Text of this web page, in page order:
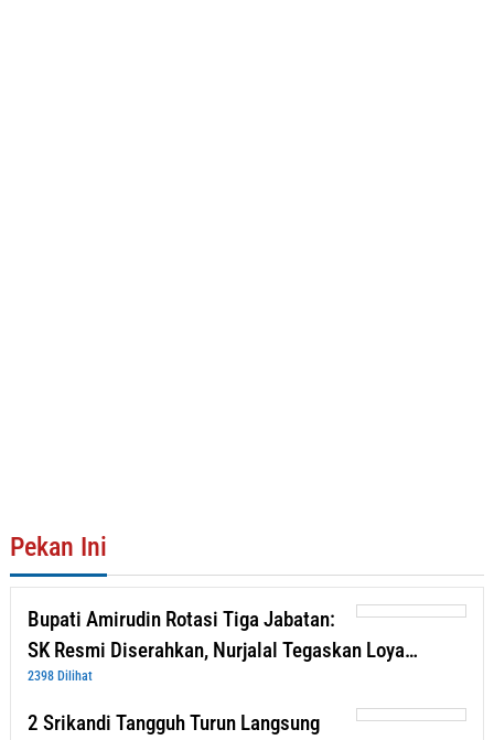
Pekan Ini
Bupati Amirudin Rotasi Tiga Jabatan:
SK Resmi Diserahkan, Nurjalal Tegaskan Loya…
2398 Dilihat
2 Srikandi Tangguh Turun Langsung